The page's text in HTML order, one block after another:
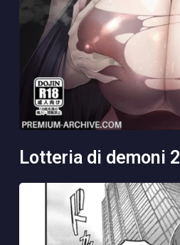
lotteria di demoni 2